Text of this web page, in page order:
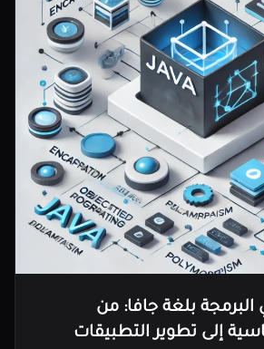
بلغة جافا: من
إلى تطوير التطبيقات